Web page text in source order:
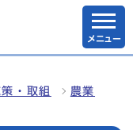
メニュー
・取組 農業